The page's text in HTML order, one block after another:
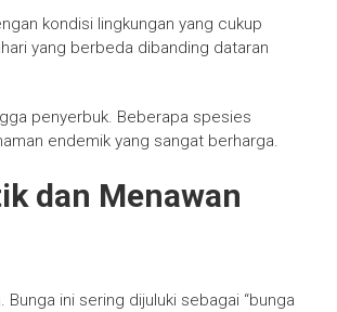
kondisi lingkungan yang cukup
yang berbeda dibanding dataran
penyerbuk. Beberapa spesies
endemik yang sangat berharga.
dan Menawan
ini sering dijuluki sebagai “bunga